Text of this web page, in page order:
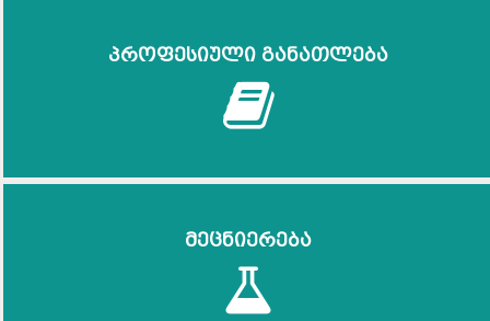
პროფესიული განათლება
მეცნიერება